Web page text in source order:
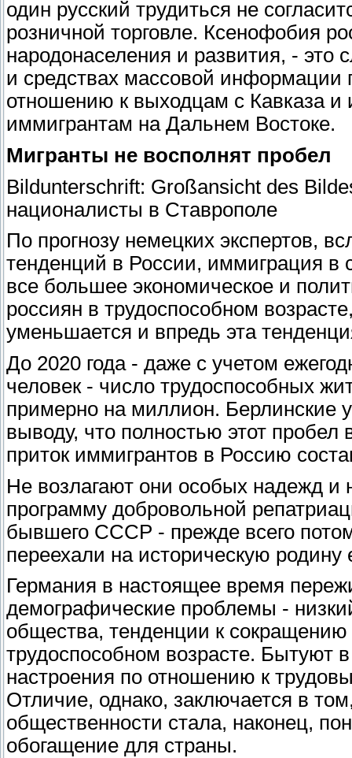
один русский трудиться не
розничной торговле. Ксенофобия
народонаселения и развития, - это
и средствах массовой информации
отношению к выходцам с Кавказа и
иммигрантам на Дальнем Востоке.
Мигранты не восполнят пробел
Bildunterschrift: Großansicht des
националисты в Ставрополе
По прогнозу немецких экспертов,
тенденций в России, иммиграция в
все большее экономическое и
россиян в трудоспособном
уменьшается и впредь эта
До 2020 года - даже с учетом
человек - число трудоспособных
примерно на миллион. Берлинские
выводу, что полностью этот пробел
приток иммигрантов в Россию
Не возлагают они особых надежд и
программу добровольной
бывшего СССР - прежде всего
переехали на историческую
Германия в настоящее время
демографические проблемы -
общества, тенденции к сокращению
трудоспособном возрасте. Бытуют
настроения по отношению к
Отличие, однако, заключается в
общественности стала, наконец,
обогащение для страны.